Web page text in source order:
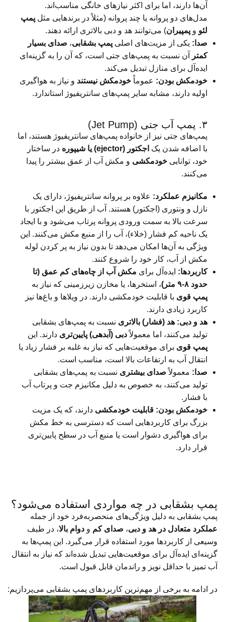
آن‌ها دارند، اما برای اکثر نیازهای خانگی مناسب‌اند.
مدل‌های دو پروانه یا چند پروانه (مثلاً در برندهایی مثل پمپ
لئو و پمپیران) می‌توانند هد و دبی بالاتری ارائه دهند.
صدا: یکی از مزیت‌های اصلی پمپ بشقابی، صدای بسیار
کمتر
آن نسبت به پمپ‌های جتی است، که آن را به گزینه‌ای
ایده‌آل برای منازل تبدیل می‌کند.
خودمکش بودن: عموماً خودمکش نیستند و نیاز به هواگیری
اولیه دارند، مشابه سایر پمپ‌های سانتریفیوژ استاندارد.
۳. پمپ آب جتی (Jet Pump)
پمپ‌های جتی نیز از خانواده پمپ‌های سانتریفیوژ هستند، اما
با اضافه شدن یک اجکتور (ejector) یا شیپوره
در ساختار
خود، توانایی خودمکشی و مکش آب از عمق بیشتر را پیدا
می‌کنند.
مکانیزم عملکرد: علاوه بر پروانه سانتریفیوژ، دارای یک
نازل و ونتوری (اجکتور) هستند. آب از طریق این اجکتور با
سرعت بالا به سمت ورودی پروانه پرتاب می‌شود و با ایجاد
یک ناحیه کم فشار (خلاء)، آب را از منبع مکش می‌کنند. این
ویژگی به آن‌ها امکان می‌دهد تا بدون نیاز به پر کردن لوله
مکش از آب، کار خود را شروع کنند.
کاربردها: ایده‌آل برای مکش آب از چاه‌های کم عمق (تا
حدود ۸-۹ متر)
، استخرها، یا مخازن زیرزمینی که نیاز به
پمپ قوی با قابلیت خودمکشی دارند. در ویلاها و باغ‌ها نیز
کاربرد زیادی دارند.
هد و دبی: هد (فشار) بالاتری نسبت به پمپ‌های بشقابی
تولید می‌کنند، اما معمولاًدبی (آبدهی) پایین‌تری دارند. این
پمپ قوی برای موقعیت‌هایی که نیاز به غلبه بر فشار زیاد یا
انتقال آب به ارتفاعات بالا است، مناسب است.
صدا: معمولاًصدای بیشتری نسبت به پمپ‌های بشقابی
تولید می‌کنند، به خصوص به دلیل مکانیزم جت و پرتاب آب
با فشار.
خودمکش بودن: قابلیت خودمکشی دارند، که یک مزیت
بزرگ برای کاربردهایی است که دسترسی به خط مکش
برای هواگیری دشوار است یا منبع آب در سطح پایین‌تری
قرار دارد.
پمپ بشقابی در چه مواردی استفاده می‌شود؟
پمپ بشقابی به دلیل ویژگی‌های منحصربه‌فرد خود از جمله
عملکرد متعادل در هد و دبی، صدای کم و دوام بالا، در طیف
وسیعی از کاربردها مورد استفاده قرار می‌گیرد. این پمپ‌ها به
گزینه‌ای ایده‌آل برای موقعیت‌هایی تبدیل شده‌اند که نیاز به انتقال
آب تمیز با حداقل نویز و راندمان قابل قبول است.
در ادامه به برخی از مهم‌ترین کاربردهای پمپ بشقابی می‌پردازیم: